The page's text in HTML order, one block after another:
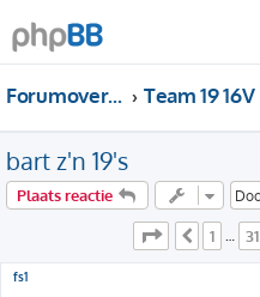
Forumoverzicht Team 19 16V
bart z'n 19's
Plaats reactie
Pagina van
Vorige
1 … 31
fs1